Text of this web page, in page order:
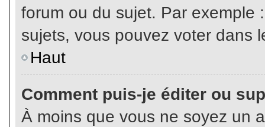
forum ou du sujet. Par exemple
sujets, vous pouvez voter dans
Haut
Comment puis-je éditer ou
À moins que vous ne soyez un